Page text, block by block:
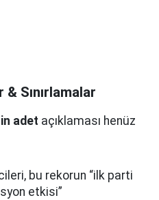
Sınırlamalar
adet açıklaması henüz
bu rekorun “ilk parti
etkisi”